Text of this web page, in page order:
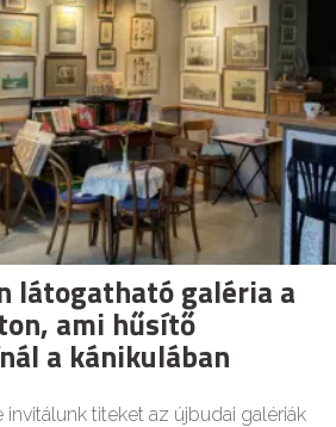
látogatható galéria a
ami hűsítő
a kánikulában
titeket az újbudai galériák